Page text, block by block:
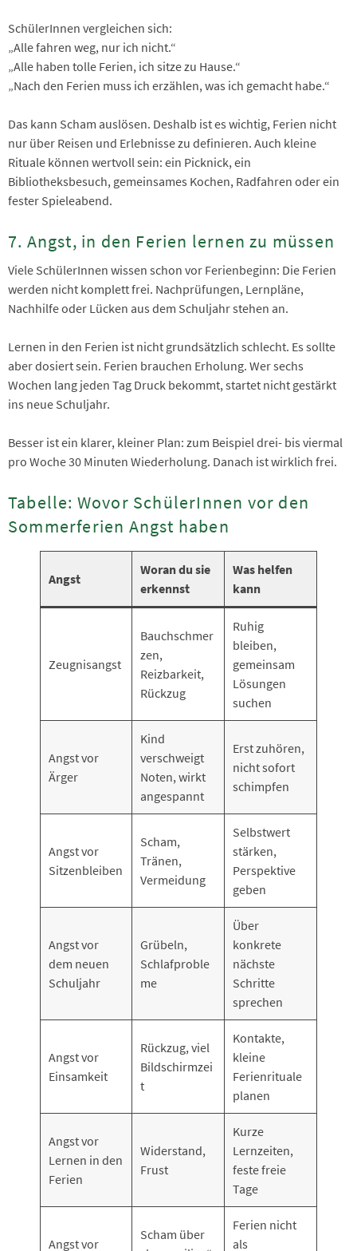
SchülerInnen vergleichen sich:
„Alle fahren weg, nur ich nicht.“
„Alle haben tolle Ferien, ich sitze zu Hause.“
„Nach den Ferien muss ich erzählen, was ich gemacht habe.“
Das kann Scham auslösen. Deshalb ist es wichtig, Ferien nicht
nur über Reisen und Erlebnisse zu definieren. Auch kleine
Rituale können wertvoll sein: ein Picknick, ein
Bibliotheksbesuch, gemeinsames Kochen, Radfahren oder ein
fester Spieleabend.
7. Angst, in den Ferien lernen zu müssen
Viele SchülerInnen wissen schon vor Ferienbeginn: Die Ferien
werden nicht komplett frei. Nachprüfungen, Lernpläne,
Nachhilfe oder Lücken aus dem Schuljahr stehen an.
Lernen in den Ferien ist nicht grundsätzlich schlecht. Es sollte
aber dosiert sein. Ferien brauchen Erholung. Wer sechs
Wochen lang jeden Tag Druck bekommt, startet nicht gestärkt
ins neue Schuljahr.
Besser ist ein klarer, kleiner Plan: zum Beispiel drei- bis viermal
pro Woche 30 Minuten Wiederholung. Danach ist wirklich frei.
Tabelle: Wovor SchülerInnen vor den
Sommerferien Angst haben
Angst
Woran du sie
erkennst
Was helfen
kann
Zeugnisangst
Bauchschmer
zen,
Reizbarkeit,
Rückzug
Ruhig
bleiben,
gemeinsam
Lösungen
suchen
Angst vor
Ärger
Kind
verschweigt
Noten, wirkt
angespannt
Erst zuhören,
nicht sofort
schimpfen
Angst vor
Sitzenbleiben
Scham,
Tränen,
Vermeidung
Selbstwert
stärken,
Perspektive
geben
Angst vor
dem neuen
Schuljahr
Grübeln,
Schlafproble
me
Über
konkrete
nächste
Schritte
sprechen
Angst vor
Einsamkeit
Rückzug, viel
Bildschirmzei
t
Kontakte,
kleine
Ferienrituale
planen
Angst vor
Lernen in den
Ferien
Widerstand,
Frust
Kurze
Lernzeiten,
feste freie
Tage
Angst vor
Scham über
Ferien nicht
als